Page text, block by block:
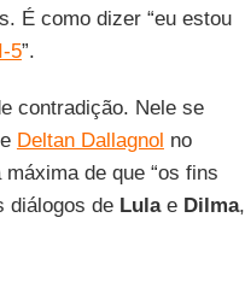
É como dizer “eu estou
5”.
contradição. Nele se
Deltan Dallagnol no
de que “os fins
diálogos de Lulae Dilma,